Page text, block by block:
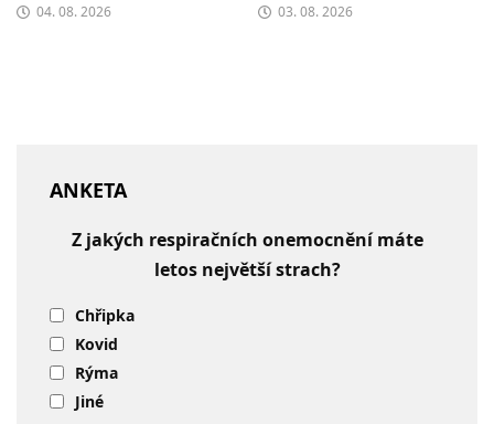
04. 08. 2026
03. 08. 2026
ANKETA
Z jakých respiračních onemocnění máte
letos největší strach?
Chřipka
Kovid
Rýma
Jiné